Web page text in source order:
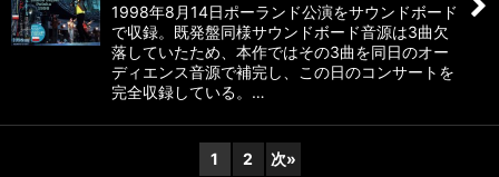
1998年8月14日ポーランド公演をサウンドボード
で収録。既発盤同様サウンドボード音源は3曲欠
落していたため、本作ではその3曲を同日のオー
ディエンス音源で補完し、この日のコンサートを
完全収録している。…
1 2 次»